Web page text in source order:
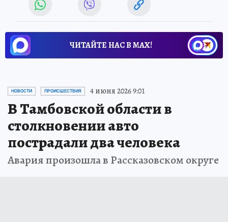
ЧИТАЙТЕ НАС В МАХ!
НОВОСТИ ПРОИСШЕСТВИЯ 4 июня 2026 9:01
В Тамбовской области в
столкновении авто
пострадали два человека
Авария произошла в Рассказовском округе